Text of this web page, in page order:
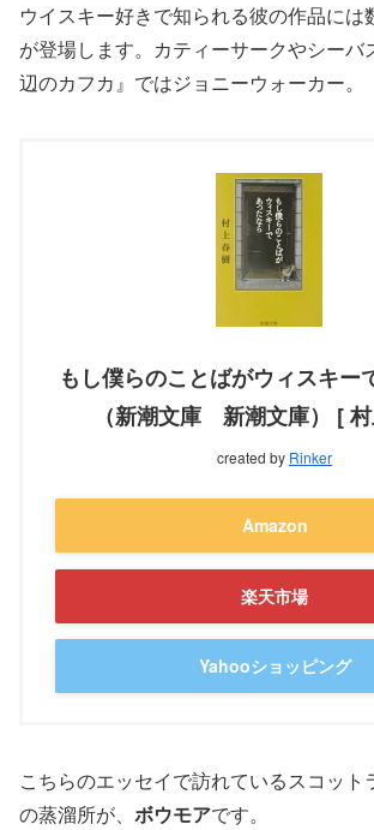
ウイスキー好きで知られる彼の作品には
が登場します。カティーサークやシーバ
辺のカフカ』ではジョニーウォーカー。
もし僕らのことばがウィスキー
（新潮文庫 新潮文庫） [
created by Rinker
Amazon
楽天市場
Yahooショッピング
こちらのエッセイで訪れているスコット
の蒸溜所が、 ボウモアです。